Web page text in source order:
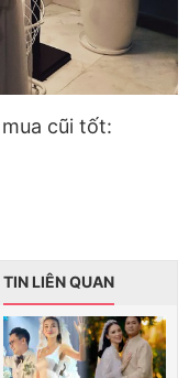
cũi tốt:
TIN LIÊN QUAN